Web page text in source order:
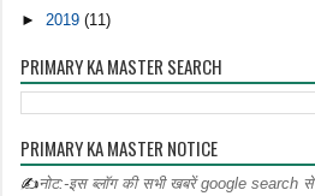
►2019(11)
PRIMARY KA MASTER SEARCH
PRIMARY KA MASTER NOTICE
✍नोट:-इस ब्लॉग की सभी खबरें google search